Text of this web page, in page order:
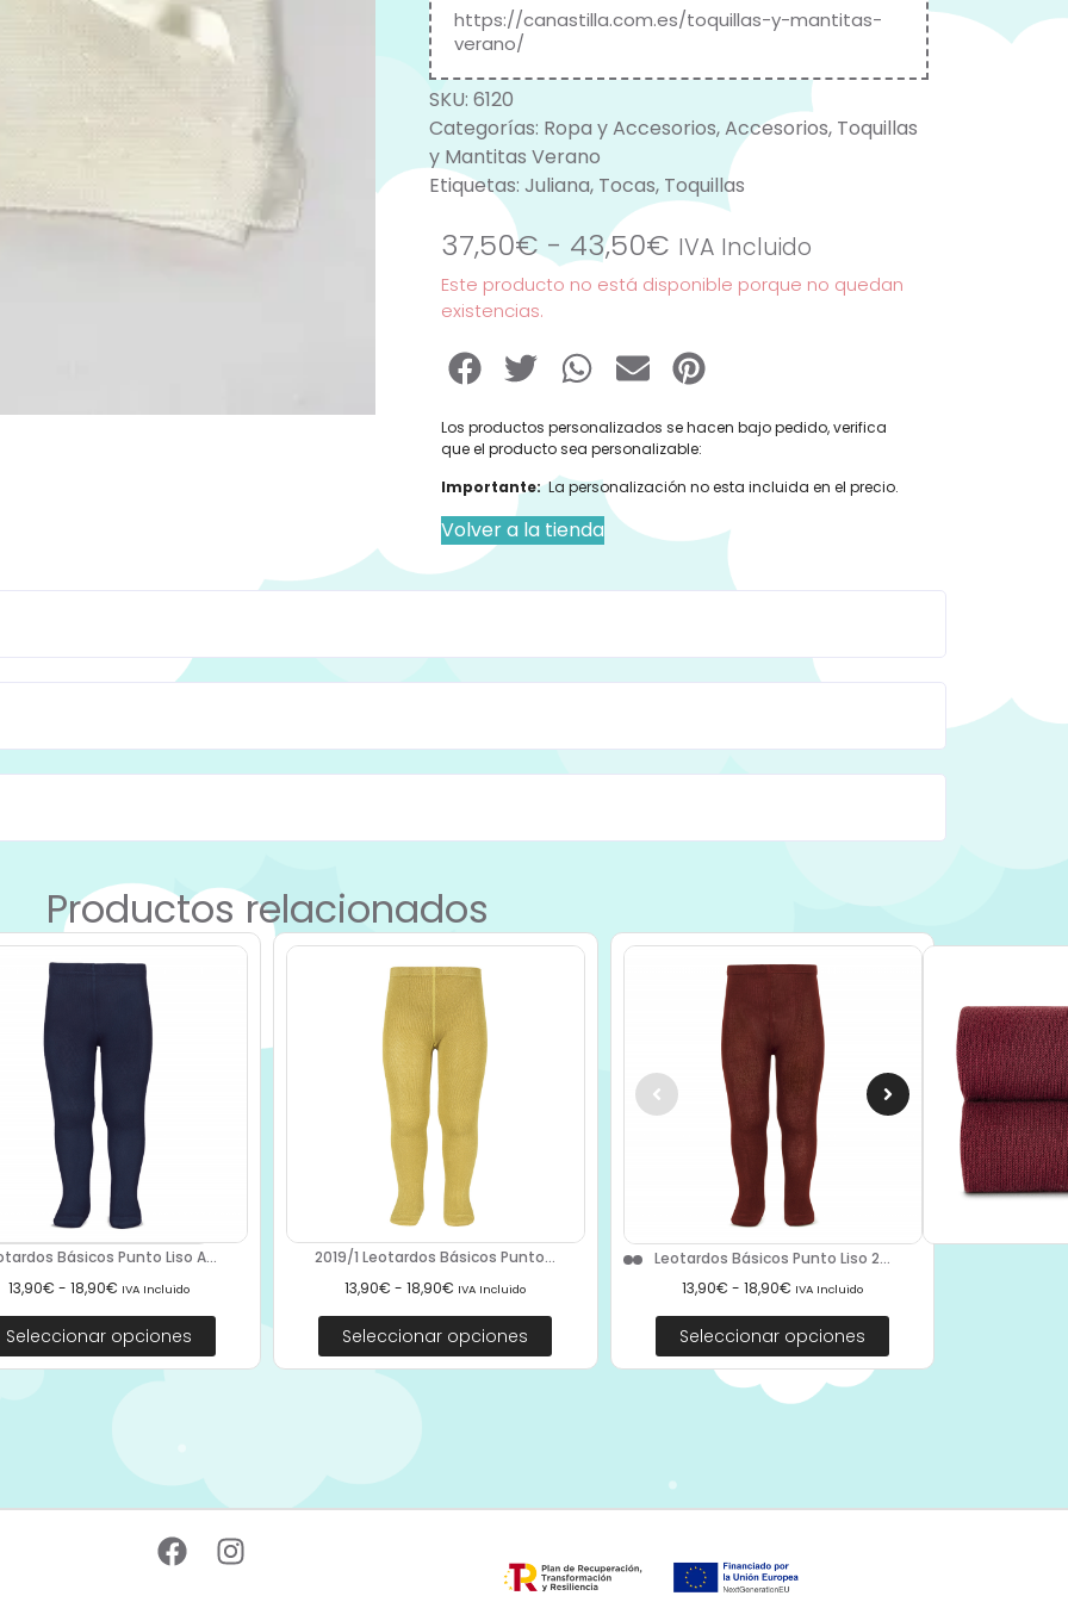
https://canastilla.com.es/toquillas-y-mantitas-
verano/
SKU: 6120
Categorías: Ropa y Accesorios,Accesorios, Toquillas
y Mantitas Verano
Etiquetas: Juliana, Tocas, Toquillas
37,50€ - 43,50€ IVA Incluido
Este producto no está disponible porque no quedan
existencias.
Los productos personalizados se hacen bajo pedido, verifica
que el producto sea personalizable:
Importante:La personalización no esta incluida en el precio.
Volver a la tienda
Productos relacionados
Básicos Punto Liso A...
13,90€ - 18,90€ IVA Incluido
Seleccionar opciones
2019/1 Leotardos Básicos Punto...
13,90€ - 18,90€ IVA Incluido
Seleccionar opciones
Leotardos Básicos Punto Liso 2...
13,90€ - 18,90€ IVA Incluido
Seleccionar opciones